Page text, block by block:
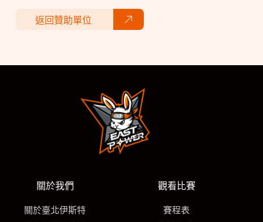
返回贊助單位
關於我們
關於臺北伊斯特
觀看比賽
賽程表